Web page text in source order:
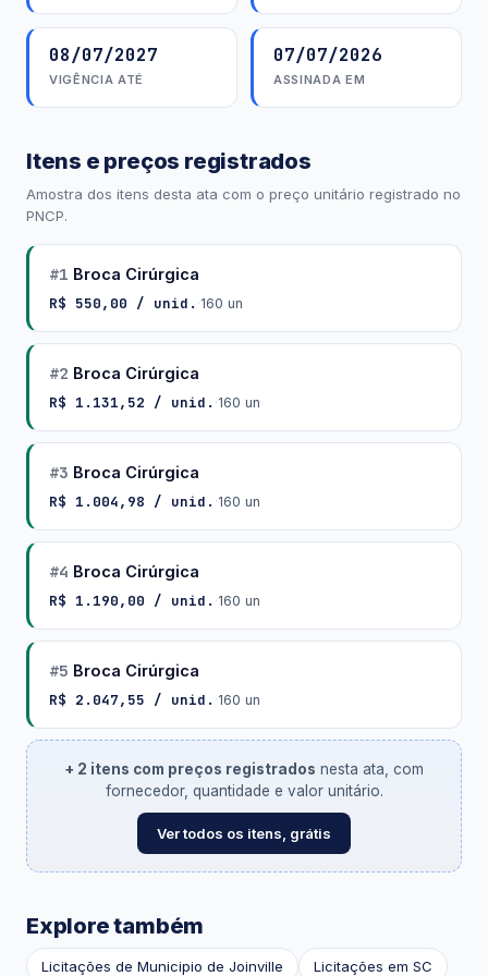
08/07/2027
VIGÊNCIA ATÉ
07/07/2026
ASSINADA EM
Itens e preços registrados
Amostra dos itens desta ata com o preço unitário registrado no
PNCP.
#1 Broca Cirúrgica
R$ 550,00 / unid. ·160 un
#2 Broca Cirúrgica
R$ 1.131,52 / unid. ·160 un
#3 Broca Cirúrgica
R$ 1.004,98 / unid. ·160 un
#4 Broca Cirúrgica
R$ 1.190,00 / unid. ·160 un
#5 Broca Cirúrgica
R$ 2.047,55 / unid. ·160 un
+ 2 itens com preços registrados nesta ata, com
fornecedor, quantidade e valor unitário.
Ver todos os itens, grátis
Explore também
Licitações de Municipio de Joinville Licitações em SC